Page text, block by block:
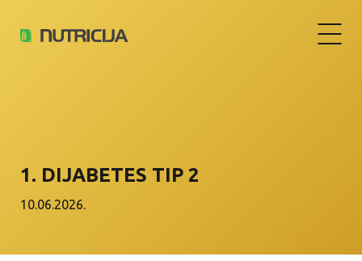
1. DIJABETES TIP 2
10.06.2026.